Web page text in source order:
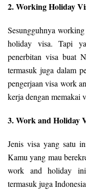
2. Working Holiday
Sesungguhnya
holiday visa. Tapi
penerbitan visa buat
termasuk juga dalam
pengerjaan visa work
kerja dengan memakai
3. Work and Holiday
Jenis visa yang satu
Kamu yang mau
work and holiday
termasuk juga